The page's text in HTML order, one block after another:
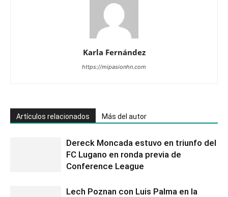
Karla Fernández
https://mipasionhn.com
Artículos relacionados Más del autor
Dereck Moncada estuvo en triunfo del
FC Lugano en ronda previa de
Conference League
Lech Poznan con Luis Palma en la